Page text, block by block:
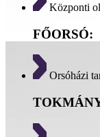
Központi
FŐORSÓ:
Orsóházi